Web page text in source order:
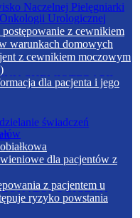
CHEMIOTERAPII
Urologicznej
postępowanie z cewnikiem
warunkach domowych
z cewnikiem moczowym
dla pacjenta i jego
dla pacjentów z
z pacjentem u
ryzyko powstania
Naczelnej Pielęgniarki
świadczeń